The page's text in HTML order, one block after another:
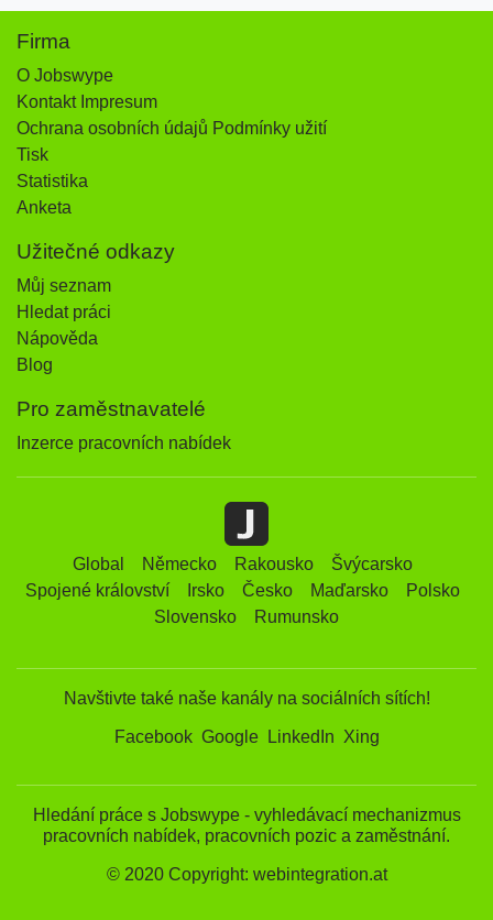
Firma
O Jobswype
Kontakt Impresum
Ochrana osobních údajů Podmínky užití
Tisk
Statistika
Anketa
Užitečné odkazy
Můj seznam
Hledat práci
Nápověda
Blog
Pro zaměstnavatelé
Inzerce pracovních nabídek
Global Německo Rakousko
Švýcarsko
Spojené království
Irsko Česko Maďarsko
Polsko
Slovensko
Rumunsko
Navštivte také naše kanály na sociálních sítích!
Facebook Google LinkedIn Xing
Hledání práce s Jobswype - vyhledávací mechanizmus
pracovních nabídek, pracovních pozic a zaměstnání.
© 2020 Copyright: webintegration.at